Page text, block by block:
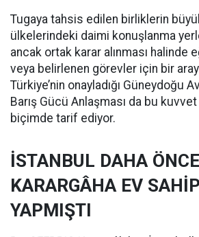
Tugaya tahsis edilen birliklerin
ülkelerindeki daimi konuşlanma
ancak ortak karar alınması halinde
veya belirlenen görevler için bir
Türkiye’nin onayladığı Güneydoğu
Barış Gücü Anlaşması da bu kuvvet
biçimde tarif ediyor.
İSTANBUL DAHA
KARARGÂHA EV
YAPMIŞTI